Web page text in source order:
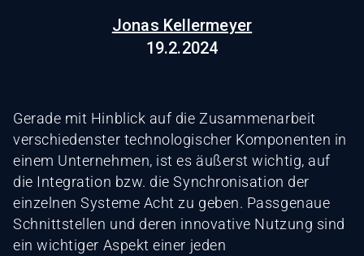
Jonas Kellermeyer
19.2.2024
Gerade mit Hinblick auf die Zusammenarbeit
verschiedenster technologischer Komponenten in
einem Unternehmen, ist es äußerst wichtig, auf
die Integration bzw. die Synchronisation der
einzelnen Systeme Acht zu geben. Passgenaue
Schnittstellen und deren innovative Nutzung sind
ein wichtiger Aspekt einer jeden